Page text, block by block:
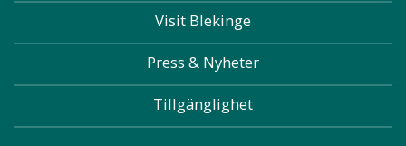
Visit Blekinge
Press & Nyheter
Tillgänglighet